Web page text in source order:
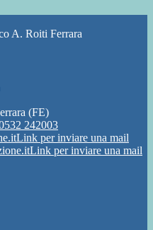
A. Roiti Ferrara
(FE)
242003
Link per inviare una mail
Link per inviare una mail